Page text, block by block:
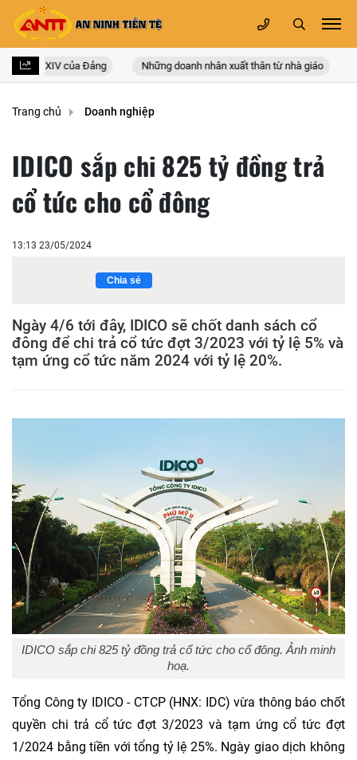
thứ XIV của Đảng Những doanh nhân xuất thân từ nhà giáo
Trang chủ Doanh nghiệp
IDICO sắp chi 825 tỷ đồng trả
cổ tức cho cổ đông
13:13 23/05/2024
Chia sẻ
Ngày 4/6 tới đây, IDICO sẽ chốt danh sách cổ
đông để chi trả cổ tức đợt 3/2023 với tỷ lệ 5% và
tạm ứng cổ tức năm 2024 với tỷ lệ 20%.
IDICO sắp chi 825 tỷ đồng trả cổ tức cho cổ đông. Ảnh minh
hoạ.
Tổng Công ty IDICO - CTCP (HNX: IDC) vừa thông báo chốt
quyền chi trả cổ tức đợt 3/2023 và tạm ứng cổ tức đợt
1/2024 bằng tiền với tổng tỷ lệ 25%. Ngày giao dịch không